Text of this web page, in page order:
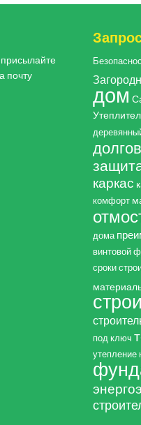
почту
дом
каркас
комфорт
дома
винтовой
сроки
под ключ
утепление